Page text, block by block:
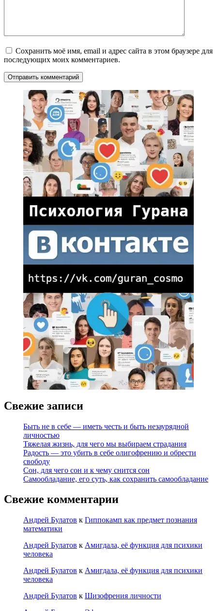
Сохранить моё имя, email и адрес сайта в этом браузере для
последующих моих комментариев.
Свежие записи
Быть не в себе — иметь честь и быть незаурядной
личностью
Тяжелая жизнь, для чего мы выбираем страдания
Радость — это убить в себе олигофрению и обрести
свободу
Сон, для чего сон и к чему снится сон
Самообладание, его суть, как сохранить самообладание
Свежие комментарии
Андрей Булатов к Гиппокамп как предмет познания
математики
Андрей Булатов к Амигдала, её функция для психики
человека
Андрей Булатов к Амигдала, её функция для психики
человека
Андрей Булатов к Шизофрения личности